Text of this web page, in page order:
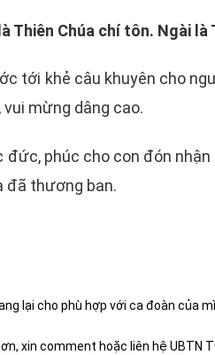
Thiên Chúa chí tôn. Ngài là
tới khẻ câu khuyên cho
mừng dâng cao.
phúc cho con đón
đã thương ban.
lại cho phù hợp với ca đoàn của
xin comment hoặc liên hệ UBTN